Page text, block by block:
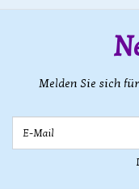
Melden Sie sich